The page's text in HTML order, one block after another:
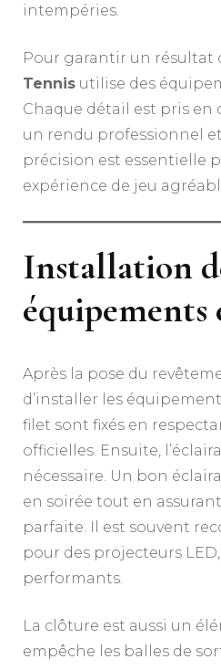
intempéries.
Pour garantir un résultat
Tennis utilise des
Chaque détail est pris en
un rendu professionnel
précision est essentielle
expérience de jeu
Installation
Après la pose du
d’installer les
filet sont fixés en
officielles. Ensuite,
nécessaire. Un bon
en soirée tout en
parfaite. Il est souvent
pour des projecteurs
performants.
La clôture est aussi un
empêche les balles de